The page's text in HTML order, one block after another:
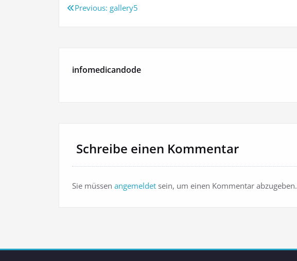
Beitragsnavigation
Previous: gallery5
infomedicandode
Schreibe einen Kommentar
Sie müssen angemeldet sein, um einen Kommentar abzugeben.